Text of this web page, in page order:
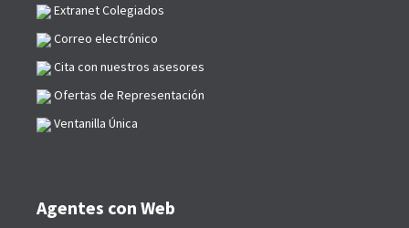
Extranet Colegiados
Correo electrónico
Cita con nuestros asesores
Ofertas de Representación
Ventanilla Única
Agentes con Web